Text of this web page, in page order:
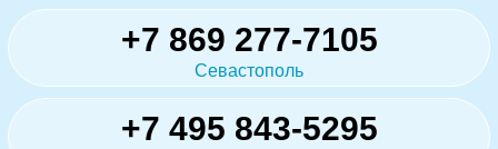
+7 869 277-7105
Севастополь
+7 495 843-5295